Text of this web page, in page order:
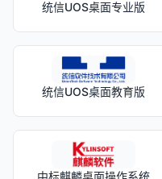
统信UOS桌面专业版
统信UOS桌面教育版
中标麒麟桌面操作系统